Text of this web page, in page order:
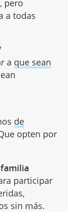
pero
a todas
a que sean
de
opten por
participar
sin más.